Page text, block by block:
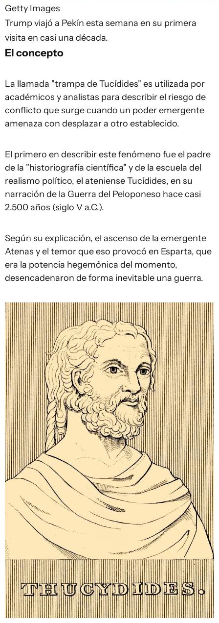
Getty Images
Trump viajó a Pekín esta semana en su primera
visita en casi una década.
El concepto
La llamada "trampa de Tucídides" es utilizada por
académicos y analistas para describir el riesgo de
conflicto que surge cuando un poder emergente
amenaza con desplazar a otro establecido.
El primero en describir este fenómeno fue el padre
de la "historiografía científica" y de la escuela del
realismo político, el ateniense Tucídides, en su
narración de la Guerra del Peloponeso hace casi
2.500 años (siglo V a.C.).
Según su explicación, el ascenso de la emergente
Atenas y el temor que eso provocó en Esparta, que
era la potencia hegemónica del momento,
desencadenaron de forma inevitable una guerra.